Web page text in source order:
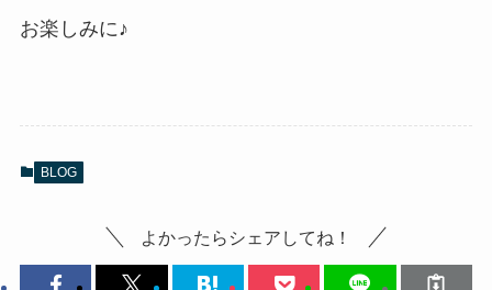
お楽しみに♪
BLOG
よかったらシェアしてね！